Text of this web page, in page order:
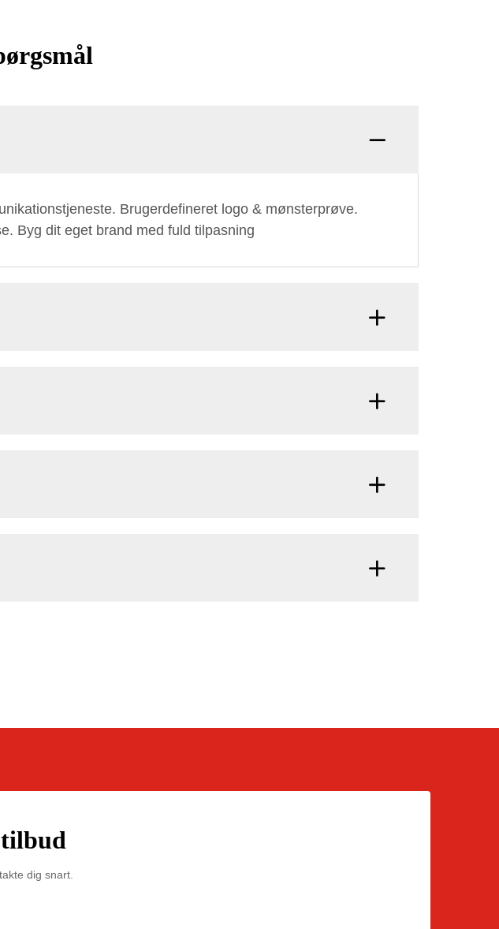
Brugerdefineret logo & mønsterprøve.
Byg dit eget brand med fuld tilpasning
dig snart.